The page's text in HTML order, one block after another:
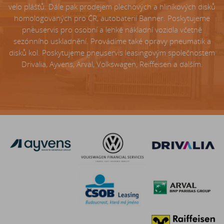
velo plášťů. Dále pak prodejem plechových a hliníkových disků
homologovaných pro ČR, autobaterií Banner. Poskytujeme
pneuservis pro osobní a lehké nákladní vozidla včetně
sezónního uskladnění. Provádíme také opravy pneumatik a
disků kol. Poskytujeme pneuservis leasingovým společnostem
Drivalia, Ayvens, Arval, Volkswagen, Reiffeisen a dalším.